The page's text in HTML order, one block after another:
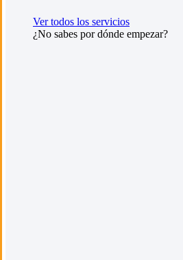
Ver todos los servicios
¿No sabes por dónde empezar?